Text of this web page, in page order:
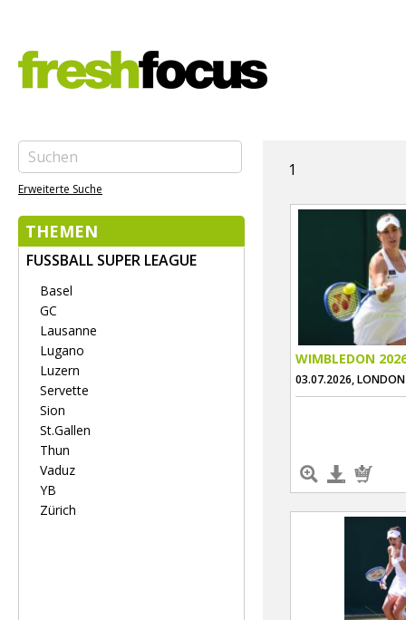
Erweiterte Suche
THEMEN
FUSSBALL SUPER LEAGUE
Basel
GC
Lausanne
Lugano
Luzern
Servette
Sion
St.Gallen
Thun
Vaduz
YB
Zürich
1
WIMBLEDON
03.07.2026, LONDON